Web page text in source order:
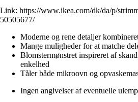
Link: https://www.ikea.com/dk/da/p/
50505677/
Moderne og rene detaljer
Mange muligheder for at matche
Blomstermønstret inspireret af
enkelhed
Tåler både mikroovn og
Ingen angivelser af eventuelle